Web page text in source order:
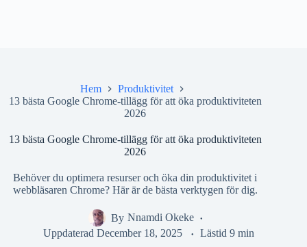
Hem
Produktivitet
13 bästa Google Chrome-tillägg för att öka produktiviteten
2026
13 bästa Google Chrome-tillägg för att öka produktiviteten
2026
Behöver du optimera resurser och öka din produktivitet i
webbläsaren Chrome? Här är de bästa verktygen för dig.
By Nnamdi Okeke
Uppdaterad December 18, 2025 Lästid 9 min